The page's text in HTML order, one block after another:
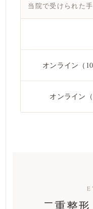
当院で受けられた
オンライン（10
オンライン（
二重整